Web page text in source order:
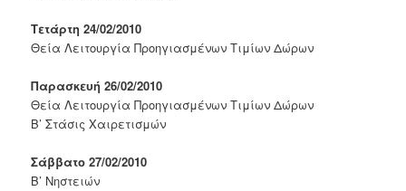
Τετάρτη 24/02/2010
Θεία Λειτουργία Προηγιασμένων Τιμίων Δώρων
Παρασκευή 26/02/2010
Θεία Λειτουργία Προηγιασμένων Τιμίων Δώρων
Β’ Στάσις Χαιρετισμών
Σάββατο 27/02/2010
Β’ Νηστειών